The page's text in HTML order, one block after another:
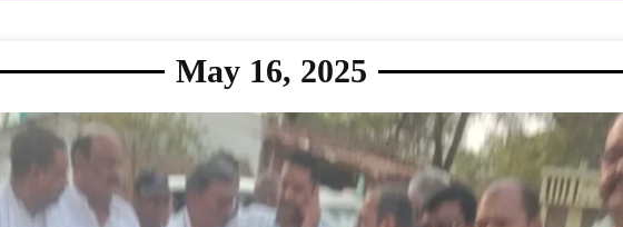
May 16, 2025